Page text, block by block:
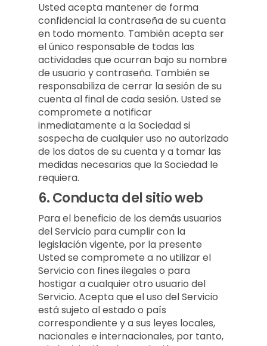
Usted acepta mantener de forma
confidencial la contraseña de su cuenta
en todo momento. También acepta ser
el único responsable de todas las
actividades que ocurran bajo su nombre
de usuario y contraseña. También se
responsabiliza de cerrar la sesión de su
cuenta al final de cada sesión. Usted se
compromete a notificar
inmediatamente a la Sociedad si
sospecha de cualquier uso no autorizado
de los datos de su cuenta y a tomar las
medidas necesarias que la Sociedad le
requiera.
6.Conducta del sitio web
Para el beneficio de los demás usuarios
del Servicio para cumplir con la
legislación vigente, por la presente
Usted se compromete a no utilizar el
Servicio con fines ilegales o para
hostigar a cualquier otro usuario del
Servicio. Acepta que el uso del Servicio
está sujeto al estado o país
correspondiente y a sus leyes locales,
nacionales e internacionales, por tanto,